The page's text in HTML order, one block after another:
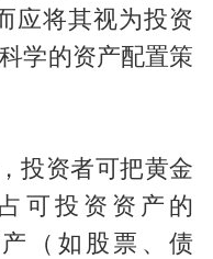
应将其视为投资
学的资产配置策
投资者可把黄金
可投资资产的
（如股票、债